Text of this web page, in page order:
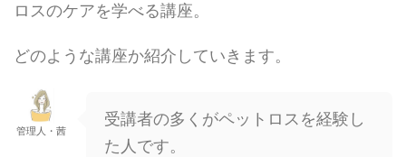
ロスのケアを学べる講座。
どのような講座か紹介していきます。
管理人・茜
受講者の多くがペットロスを経験し
た人です。